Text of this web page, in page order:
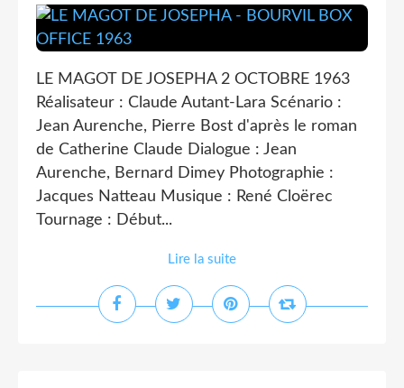
LE MAGOT DE JOSEPHA 2 OCTOBRE 1963
Réalisateur : Claude Autant-Lara Scénario :
Jean Aurenche, Pierre Bost d'après le roman
de Catherine Claude Dialogue : Jean
Aurenche, Bernard Dimey Photographie :
Jacques Natteau Musique : René Cloërec
Tournage : Début...
Lire la suite